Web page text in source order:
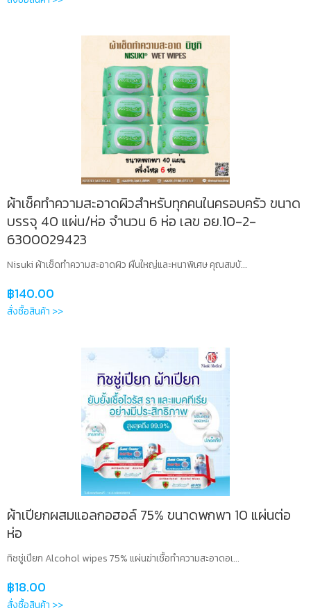
ผ้าเช็คทำความสะอาดผิวสำหรับทุกคนในครอบครัว ขนาด
บรรจุ 40 แผ่น/ห่อ จำนวน 6 ห่อ เลข อย.10-2-
6300029423
Nisuki ผ้าเช็ดทำความสะอาดผิว ผืนใหญ่และหนาพิเศษ คุณสมบั...
฿140.00
สั่งซื้อสินค้า >>
ผ้าเปียกผสมแอลกอฮอล์ 75% ขนาดพกพา 10 แผ่นต่อ
ห่อ
ทิชชู่เปียก Alcohol wipes 75% แผ่นฆ่าเชื้อทำความสะอาดอเ...
฿18.00
สั่งซื้อสินค้า >>